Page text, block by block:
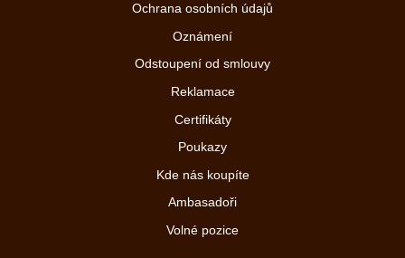
Ochrana osobních údajů
Oznámení
Odstoupení od smlouvy
Reklamace
Certifikáty
Poukazy
Kde nás koupíte
Ambasadoři
Volné pozice